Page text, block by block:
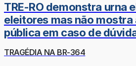
TRE-RO demonstra urna
eleitores mas não
pública em caso de
TRAGÉDIA NA BR-364